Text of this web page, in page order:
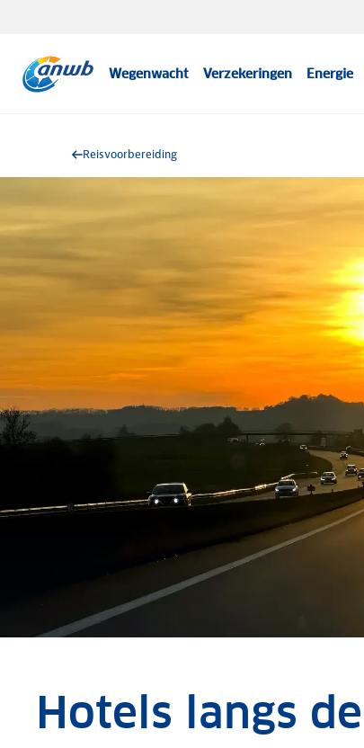
Wegenwacht Verzekeringen Energie
Reisvoorbereiding
Hotels langs